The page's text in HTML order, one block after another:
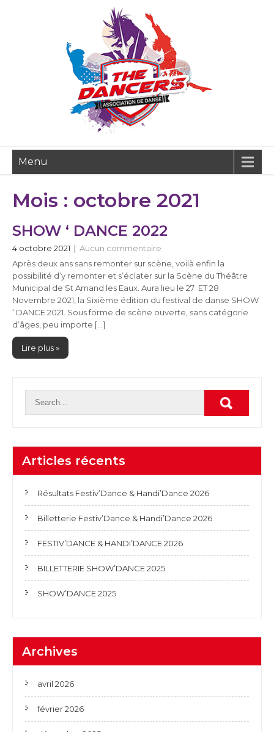
Menu
Mois : octobre 2021
SHOW ‘ DANCE 2022
4 octobre 2021 | Aucun commentaire
Après deux ans sans remonter sur scène, voilà enfin la
possibilité d’y remonter et s’éclater sur la Scène du Théâtre
Municipal de St Amand les Eaux. Aura lieu le 27 ET 28
Novembre 2021, la Sixième édition du festival de danse SHOW
‘ DANCE 2021. Sous forme de scène ouverte, sans catégorie
d’âges, peu importe […]
Lire plus »
Articles récents
Résultats Festiv’Dance & Handi’Dance 2026
Billetterie Festiv’Dance & Handi’Dance 2026
FESTIV’DANCE & HANDI’DANCE 2026
BILLETTERIE SHOW’DANCE 2025
SHOW’DANCE 2025
Archives
avril 2026
février 2026